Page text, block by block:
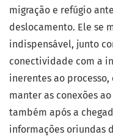
migração e refúgio
deslocamento. Ele se
indispensável, junto
conectividade com a
inerentes ao processo,
manter as conexões
também após a
informações oriundas